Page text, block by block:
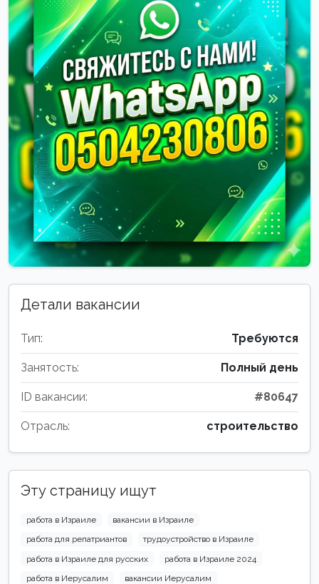
Детали вакансии
Тип: Требуются
Занятость: Полный день
ID вакансии: #80647
Отрасль: строительство
Эту страницу ищут
работа в Израиле
вакансии в Израиле
работа для репатриантов
трудоустройство в Израиле
работа в Израиле для русских
работа в Израиле 2024
работа в Иерусалим
вакансии Иерусалим